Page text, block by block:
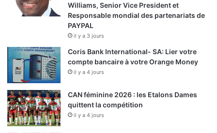
Williams, Senior Vice President et
Responsable mondial des partenariats de
PAYPAL
il y a 3 jours
Coris Bank International- SA: Lier votre
compte bancaire à votre Orange Money
il y a 4 jours
CAN féminine 2026 : les Etalons Dames
quittent la compétition
il y a 4 jours